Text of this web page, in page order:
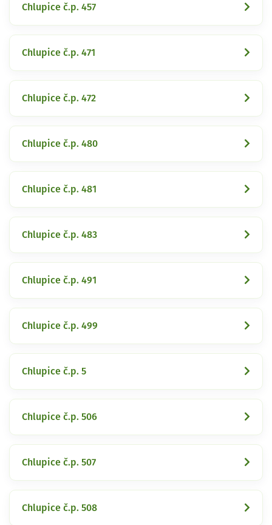
Chlupice č.p. 457
Chlupice č.p. 471
Chlupice č.p. 472
Chlupice č.p. 480
Chlupice č.p. 481
Chlupice č.p. 483
Chlupice č.p. 491
Chlupice č.p. 499
Chlupice č.p. 5
Chlupice č.p. 506
Chlupice č.p. 507
Chlupice č.p. 508